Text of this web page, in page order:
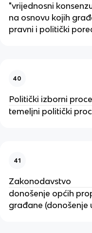
"vrijednosni
na osnovu kojih
pravni i politički
40
Politički izborni
temeljni politički
41
Zakonodavstvo
donošenje općih
građane (donošenje